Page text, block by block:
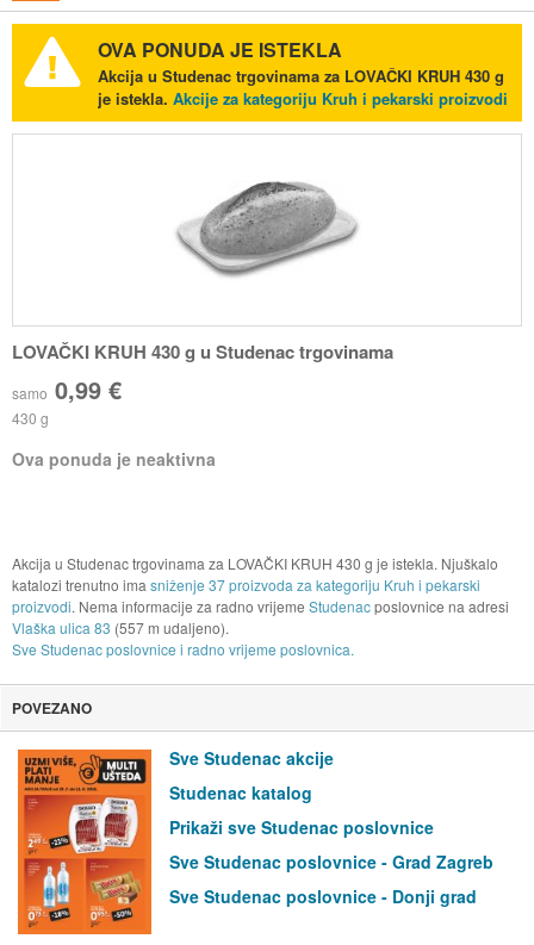
OVA PONUDA JE ISTEKLA
Akcija u Studenac trgovinama za LOVAČKI KRUH 430 g
je istekla. Akcije za kategoriju Kruh i pekarski proizvodi
LOVAČKI KRUH 430 g u Studenac trgovinama
samo 0,99 €
430 g
Ova ponuda je neaktivna
Akcija u Studenac trgovinama za LOVAČKI KRUH 430 g je istekla. Njuškalo
katalozi trenutno ima sniženje 37 proizvoda za kategoriju Kruh i pekarski
proizvodi. Nema informacije za radno vrijeme Studenacposlovnice na adresi
Vlaška ulica 83 (557 m udaljeno).
Sve Studenac poslovnice i radno vrijeme poslovnica.
POVEZANO
Sve Studenac akcije
Studenac katalog
Prikaži sve Studenac poslovnice
Sve Studenac poslovnice - Grad Zagreb
Sve Studenac poslovnice - Donji grad